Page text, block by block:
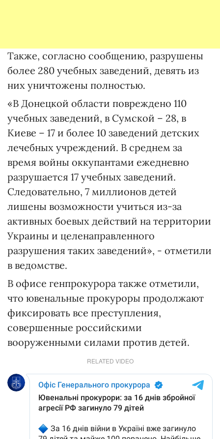
Также, согласно сообщению, разрушены
более 280 учебных заведений, девять из
них уничтожены полностью.
«В Донецкой области повреждено 110
учебных заведений, в Сумской – 28, в
Киеве – 17 и более 10 заведений детских
лечебных учреждений. В среднем за
время войны оккупантами ежедневно
разрушается 17 учебных заведений.
Следовательно, 7 миллионов детей
лишены возможности учиться из-за
активных боевых действий на территории
Украины и целенаправленного
разрушения таких заведений», - отметили
в ведомстве.
В офисе генпрокурора также отметили,
что ювенальные прокуроры продолжают
фиксировать все преступления,
совершенные российскими
вооруженными силами против детей.
RELATED VIDEO